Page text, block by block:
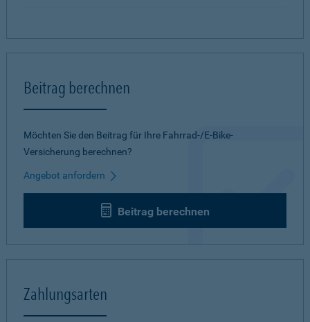
Beitrag berechnen
Möchten Sie den Beitrag für Ihre Fahrrad-/E-Bike-
Versicherung berechnen?
Angebot anfordern
Beitrag berechnen
Zahlungsarten